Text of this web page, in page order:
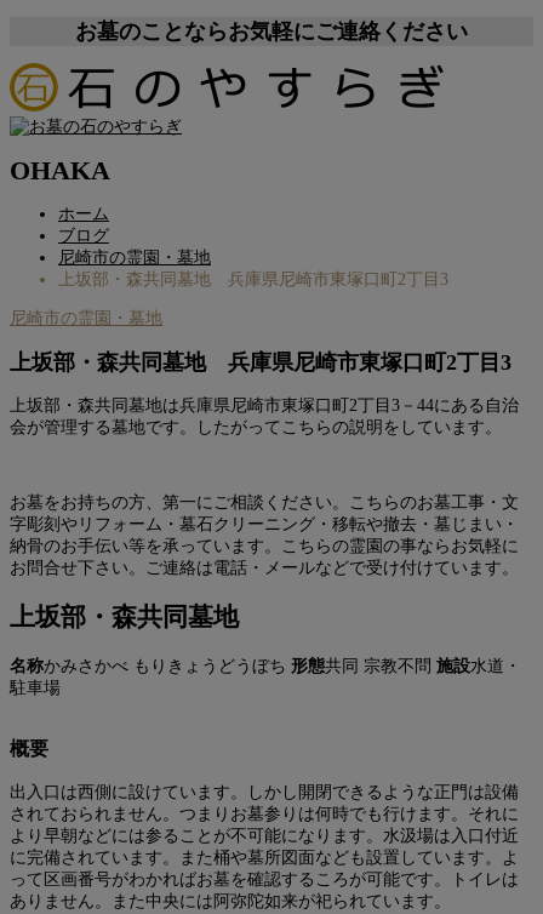
お墓のことならお気軽にご連絡ください
OHAKA
ホーム
ブログ
尼崎市の霊園・墓地
上坂部・森共同墓地 兵庫県尼崎市東塚口町2丁目3
尼崎市の霊園・墓地
上坂部・森共同墓地 兵庫県尼崎市東塚口町2丁目3
上坂部・森共同墓地は兵庫県尼崎市東塚口町2丁目3－44にある自治
会が管理する墓地です。したがってこちらの説明をしています。
お墓をお持ちの方、第一にご相談ください。こちらのお墓工事・文
字彫刻やリフォーム・墓石クリーニング・移転や撤去・墓じまい・
納骨のお手伝い等を承っています。こちらの霊園の事ならお気軽に
お問合せ下さい。ご連絡は電話・メールなどで受け付けています。
上坂部・森共同墓地
名称かみさかべ もりきょうどうぼち 形態共同 宗教不問 施設水道・
駐車場
概要
出入口は西側に設けています。しかし開閉できるような正門は設備
されておられません。つまりお墓参りは何時でも行けます。それに
より早朝などには参ることが不可能になります。水汲場は入口付近
に完備されています。また桶や墓所図面なども設置しています。よ
って区画番号がわかればお墓を確認するころが可能です。トイレは
ありません。また中央には阿弥陀如来が祀られています。